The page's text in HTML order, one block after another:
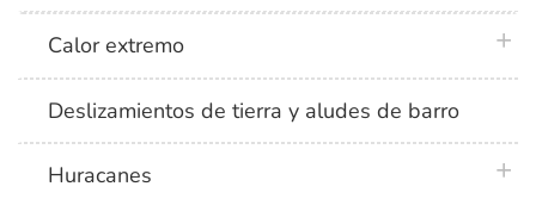
Calor extremo
Deslizamientos de tierra y aludes de barro
Huracanes